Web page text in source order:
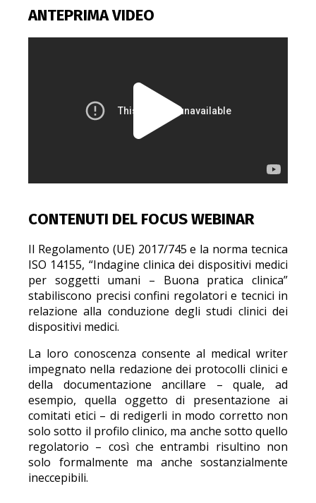
ANTEPRIMA VIDEO
CONTENUTI DEL FOCUS WEBINAR
Il Regolamento (UE) 2017/745 e la norma tecnica
ISO 14155, “Indagine clinica dei dispositivi medici
per soggetti umani – Buona pratica clinica”
stabiliscono precisi confini regolatori e tecnici in
relazione alla conduzione degli studi clinici dei
dispositivi medici.
La loro conoscenza consente al medical writer
impegnato nella redazione dei protocolli clinici e
della documentazione ancillare – quale, ad
esempio, quella oggetto di presentazione ai
comitati etici – di redigerli in modo corretto non
solo sotto il profilo clinico, ma anche sotto quello
regolatorio – così che entrambi risultino non
solo formalmente ma anche sostanzialmente
ineccepibili.